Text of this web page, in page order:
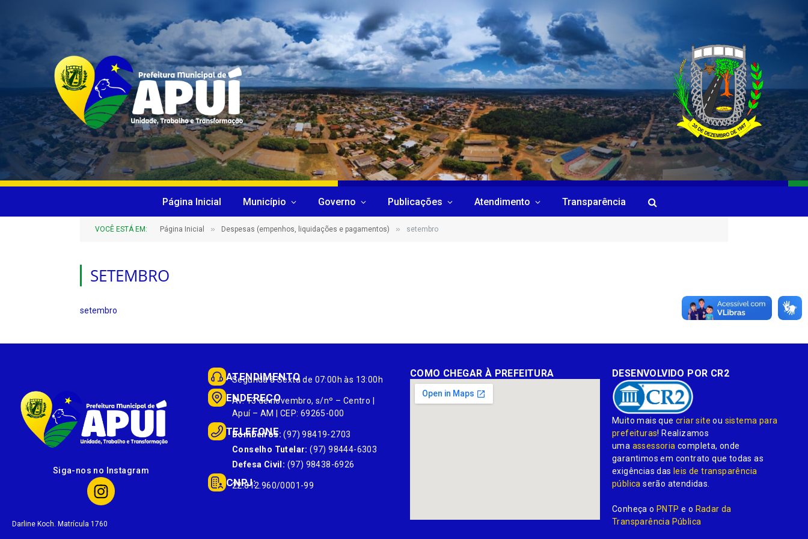
Página Inicial Município Governo Publicações Atendimento Transparência
VOCÊ ESTÁ EM: Página Inicial » Despesas (empenhos, liquidações e pagamentos) » setembro
SETEMBRO
setembro
Siga-nos no Instagram
Darline Koch. Matrícula 1760
ATENDIMENTO
Segunda à Sexta de 07:00h às 13:00h
ENDEREÇO
Av. 13 de novembro, s/nº – Centro |
Apuí – AM | CEP: 69265-000
TELEFONE
Bombeiros: (97) 98419-2703
Conselho Tutelar: (97) 98444-6303
Defesa Civil: (97) 98438-6926
CNPJ:
22.812.960/0001-99
COMO CHEGAR À PREFEITURA DESENVOLVIDO POR CR2
Muito mais quecriar site ou sistema para
prefeituras! Realizamos
uma assessoria completa, onde
garantimos em contrato que todas as
exigências dasleis de transparência
pública serão atendidas.
Conheça oPNTP e o Radar da
Transparência Pública